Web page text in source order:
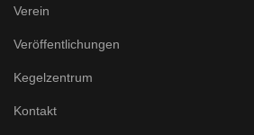
Verein
Veröffentlichungen
Kegelzentrum
Kontakt